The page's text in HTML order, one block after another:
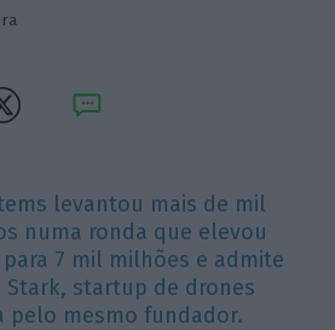
levantou mais de mil
numa ronda que elevou
7 mil milhões e admite
Stark, startup de drones
pelo mesmo fundador.